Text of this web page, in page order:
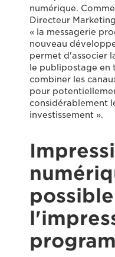
numérique.
Directeur
« la messagerie
nouveau
permet d'associer
le publipostage en
combiner les
pour
considérablement
investissement ».
possible